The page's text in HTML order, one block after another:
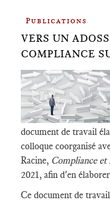
Publications
VERS UN
COMPLIANCE
document de travail
colloque coorganisé
Racine, Compliance et
2021, afin d'en
Ce document de